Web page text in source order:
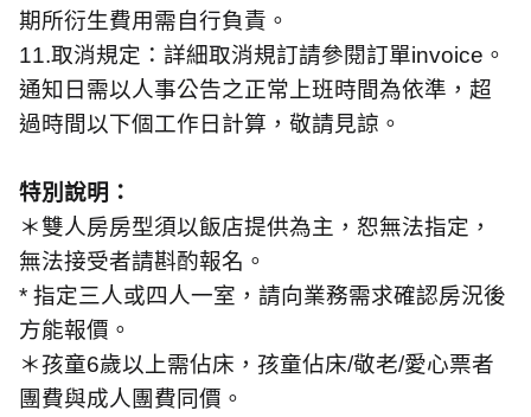
期所衍生費用需自行負責。
11.取消規定：詳細取消規訂請參閱訂單invoice 。
通知日需以人事公告之正常上班時間為依準，超
過時間以下個工作日計算，敬請見諒。
特別說明：
＊雙人房房型須以飯店提供為主，恕無法指定，
無法接受者請斟酌報名。
* 指定三人或四人一室，請向業務需求確認房況後
方能報價。
＊孩童6歲以上需佔床，孩童佔床/敬老/愛心票者
團費與成人團費同價。